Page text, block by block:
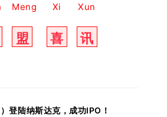
Meng
盟
Xi
喜
Xun
讯
陆纳斯达克，成功IPO！‍‍‍‍‍‍‍